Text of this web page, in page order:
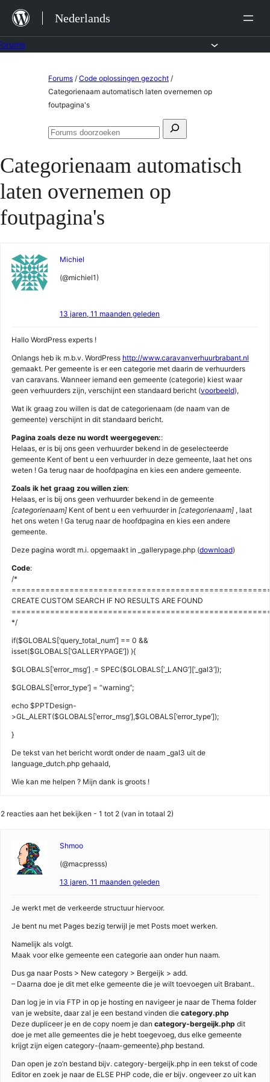
naar
de
Nederlands
Forums / Code oplossingen gezocht /
Categorienaam automatisch laten overnemen op
foutpagina's
Zoeken
Forums
Categorienaam automatisch
laten overnemen op
foutpagina's
Michiel
(@michiel1)
13 jaren, 11 maanden geleden
Hallo WordPress experts !
Onlangs heb ik m.b.v. WordPress http://www.caravanverhuurbrabant.nl
gemaakt. Per gemeente is er een categorie met daarin de verhuurders
van caravans. Wanneer iemand een gemeente (categorie) kiest waar
geen verhuurders zijn, verschijnt een standaard bericht (voorbeeld),
Wat ik graag zou willen is dat de categorienaam (de naam van de
gemeente) verschijnt in dit standaard bericht.
Pagina zoals deze nu wordt weergegeven::
Helaas, er is bij ons geen verhuurder bekend in de geselecteerde
gemeente Kent of bent u een verhuurder in deze gemeente, laat het ons
weten ! Ga terug naar de hoofdpagina en kies een andere gemeente.
Zoals ik het graag zou willen zien:
Helaas, er is bij ons geen verhuurder bekend in de gemeente
[categorienaam] Kent of bent u een verhuurder in [categorienaam] , laat
het ons weten ! Ga terug naar de hoofdpagina en kies een andere
gemeente.
Deze pagina wordt m.i. opgemaakt in _gallerypage.php (download)
Code:
/*
CREATE CUSTOM SEARCH IF NO RESULTS ARE FOUND
*/
if($GLOBALS[‘query_total_num’] == 0 &&
isset($GLOBALS[‘GALLERYPAGE’]) ){
$GLOBALS[‘error_msg’] .= SPEC($GLOBALS[‘_LANG’][‘_gal3’]);
$GLOBALS[‘error_type’] = “warning”;
echo $PPTDesign-
>GL_ALERT($GLOBALS[‘error_msg’],$GLOBALS[‘error_type’]);
}
De tekst van het bericht wordt onder de naam _gal3 uit de
language_dutch.php gehaald,
Wie kan me helpen ? Mijn dank is groots !
2 reacties aan het bekijken - 1 tot 2 (van in totaal 2)
Shmoo
(@macpresss)
13 jaren, 11 maanden geleden
Je werkt met de verkeerde structuur hiervoor.
Je bent nu met Pages bezig terwijl je met Posts moet werken.
Namelijk als volgt.
Maak voor elke gemeente een categorie aan onder hun naam.
Dus ga naar Posts > New category > Bergeijk > add.
– Daarna doe je dit met elke gemeente die je wilt toevoegen uit Brabant..
Dan log je in via FTP in op je hosting en navigeer je naar de Thema folder
van je website, daar zal je een bestand vinden die category.php
Deze dupliceer je en de copy noem je dan category-bergeijk.php dit
doe je met alle gemeentes die je hebt toegevoeg, dus elke gemeente
krijgt zijn eigen category-{naam-gemeente}.php bestand.
Dan open je zo’n bestand bijv. category-bergeijk.php in een tekst of code
Editor en zoek je naar de ELSE PHP code, die er bijv. ongeveer zo uit kan